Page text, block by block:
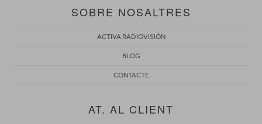
SOBRE NOSALTRES
ACTIVA RADIOVISIÓN
BLOG
CONTACTE
AT. AL CLIENT